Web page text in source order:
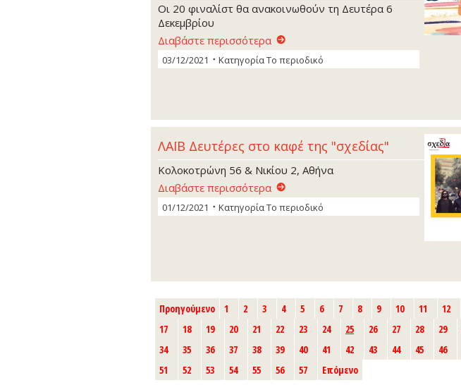
Οι 20 φιναλίστ θα ανακοινωθούν τη Δευτέρα 6
Δεκεμβρίου
Διαβάστε περισσότερα
03/12/2021 ΚατηγορίαΤο περιοδικό
ΛΑΪΒ Δευτέρες στο καφέ της "σχεδίας"
Κολοκοτρώνη 56 & Νικίου 2, Αθήνα
Διαβάστε περισσότερα
01/12/2021 ΚατηγορίαΤο περιοδικό
Προηγούμενο 1 2 3 4 5 6 7 8 9 10 11 12
17
18 19 20 21 22 23 24 25 26 27 28 29
34
35 36 37 38 39 40 41 42 43 44 45 46
51
52 53 54 55 56 57 Επόμενο